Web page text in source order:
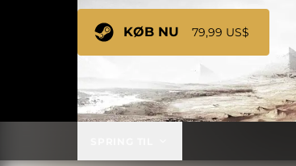
KØB NU 79,99 US$